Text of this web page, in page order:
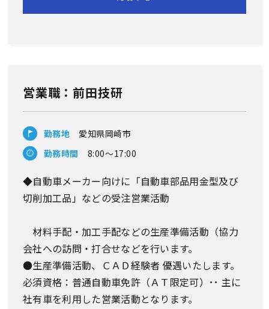
営業職：前田技研
勤務地
愛知県岡崎市
勤務時間
8:00～17:00
◆自動車メーカー向けに「自動車部品用金型及び
切削加工品」などの受注営業活動
材料手配・加工手配などの生産準備活動（協力
会社への訪問・打合せなどを行います。
●生産準備活動、ＣＡＤ経験者 優遇いたします。
必須資格：普通自動車免許（ＡＴ限定可）･･ 主に
社有車を利用した営業活動となります。